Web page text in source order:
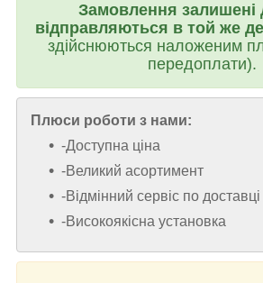
Замовлення залишені
відправляються в той же
здійснюються наложеним
передоплати).
Плюси роботи з нами:
-Доступна ціна
-Великий асортимент
-Відмінний сервіс по доставці
-Високоякісна установка